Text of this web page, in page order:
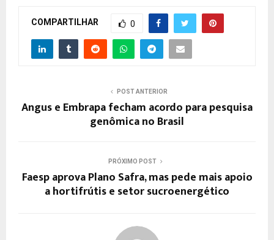
COMPARTILHAR 0
POST ANTERIOR
Angus e Embrapa fecham acordo para pesquisa
genômica no Brasil
PRÓXIMO POST
Faesp aprova Plano Safra, mas pede mais apoio
a hortifrútis e setor sucroenergético